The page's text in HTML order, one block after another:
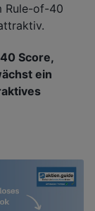
Rule-of-40
Score,
ein